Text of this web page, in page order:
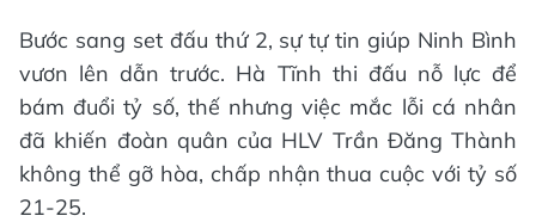
Bước sang set đấu thứ 2, sự tự tin giúp Ninh Bình
vươn lên dẫn trước. Hà Tĩnh thi đấu nỗ lực để
bám đuổi tỷ số, thế nhưng việc mắc lỗi cá nhân
đã khiến đoàn quân của HLV Trần Đăng Thành
không thể gỡ hòa, chấp nhận thua cuộc với tỷ số
21-25.